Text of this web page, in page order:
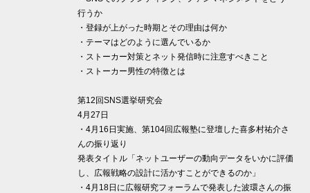
行うか
・登録が上がった時期とその理由は何か
・テーマはどのように選んでいるか
・ストーカー対策とネット発信時に注意すべきこと
・ストーカー男性の特徴とは
第12回SNS選挙研究会
4月27日
・4月16日実施、第104回広報塾に登壇した喜多村祐介さ
んの振り返り
発表タイトル「ネットユーザーの動向データをいかに評価
し、広報戦略の設計に活かすことができるのか」
・4月18日に広報研究フォーラムで発表した波環さんの振